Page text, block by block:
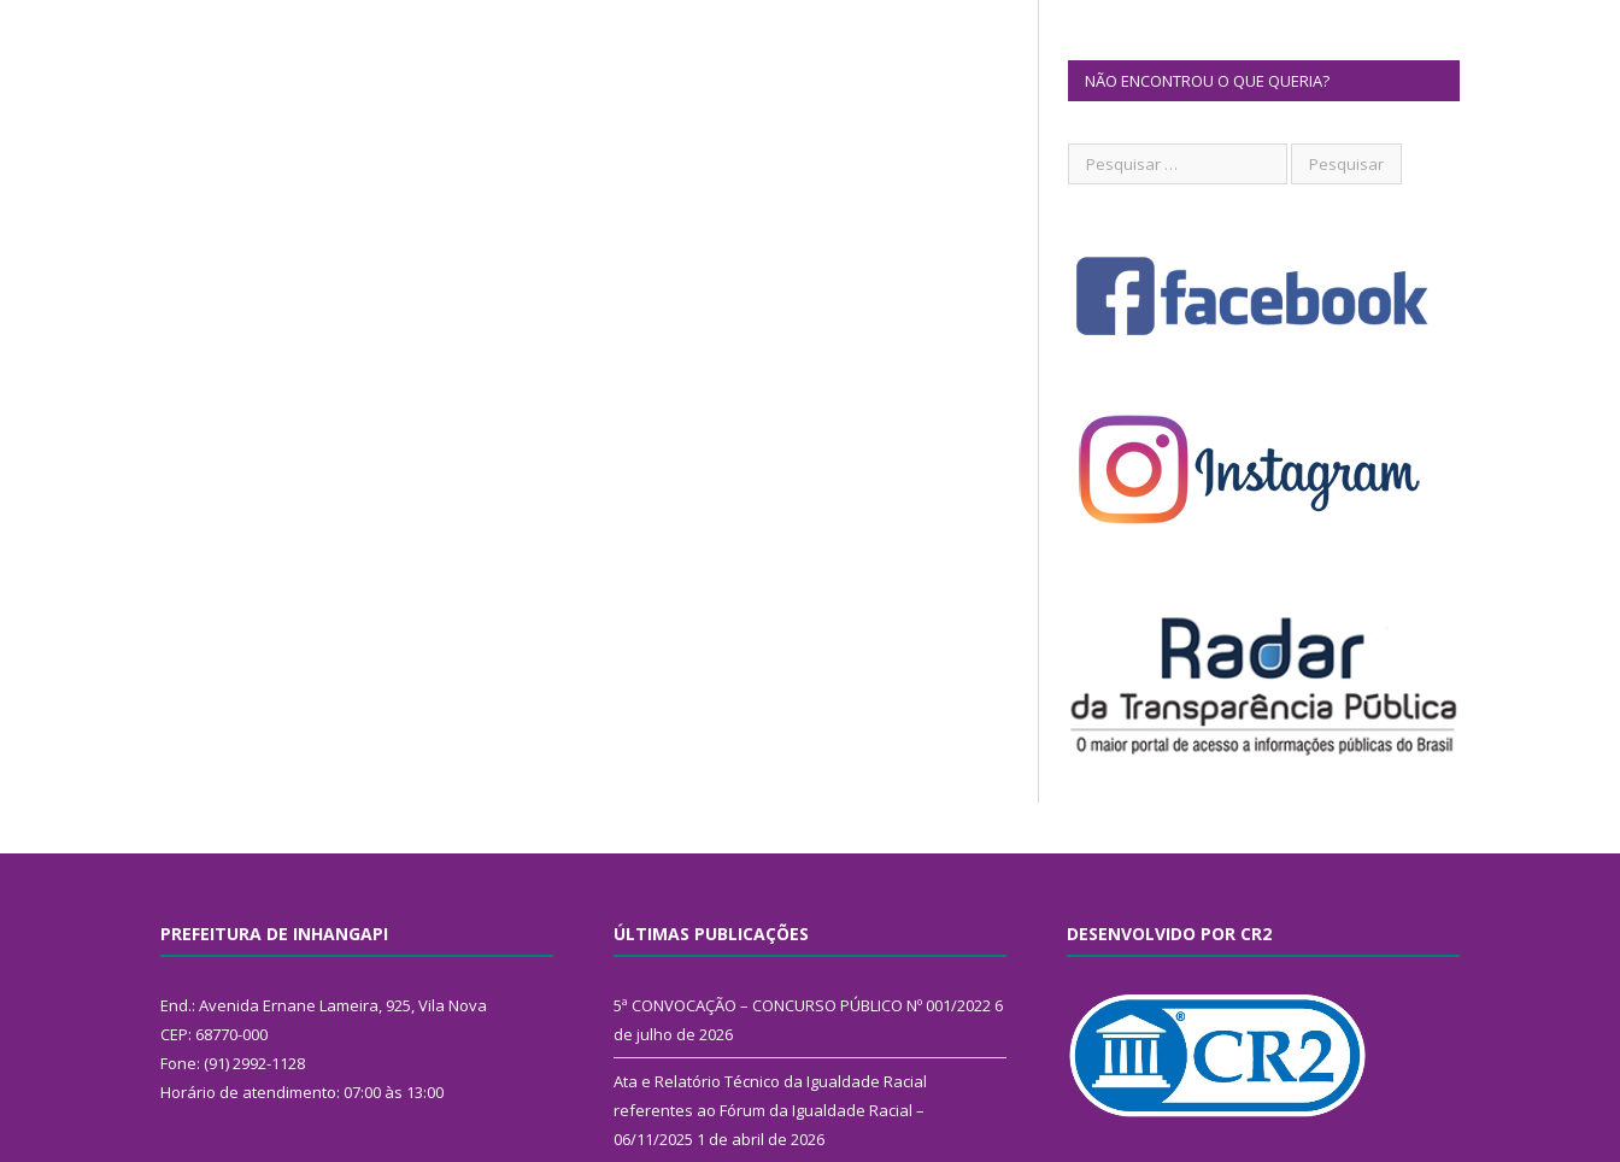
NÃO ENCONTROU O QUE QUERIA?
PREFEITURA DE INHANGAPI
End.: Avenida Ernane Lameira, 925, Vila Nova
CEP: 68770-000
Fone: (91) 2992-1128
Horário de atendimento: 07:00 às 13:00
ÚLTIMAS PUBLICAÇÕES
5ª CONVOCAÇÃO – CONCURSO PÚBLICO Nº 001/2022 6
de julho de 2026
Ata e Relatório Técnico da Igualdade Racial
referentes ao Fórum da Igualdade Racial –
06/11/2025 1 de abril de 2026
DESENVOLVIDO POR CR2